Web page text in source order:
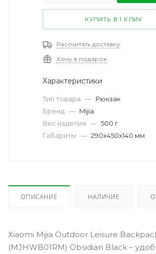
КУПИТЬ В 1 КЛИК
Рассчитать доставку
Хочу в подарок
Характеристики
Тип товара — Рюкзак
Бренд — Mijia
Вес изделия — 500 г
Габариты — 290х450х140 мм
ОПИСАНИЕ НАЛИЧИЕ
Xiaomi Mijia Outdoor Leisure
(MJHWB01RM) Obsidian Black –